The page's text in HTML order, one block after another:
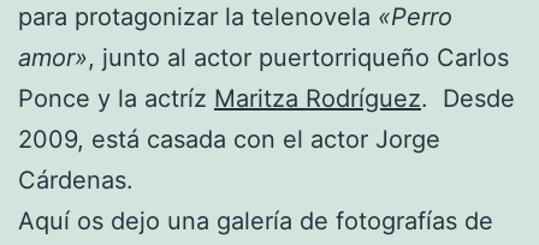
para protagonizar la telenovela «Perro
amor», junto al actor puertorriqueño Carlos
Ponce y la actríz Maritza Rodríguez. Desde
2009, está casada con el actor Jorge
Cárdenas.
Aquí os dejo una galería de fotografías de